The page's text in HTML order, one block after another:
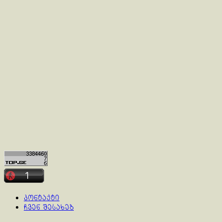
კონტაქტი
ჩვენ შესახებ